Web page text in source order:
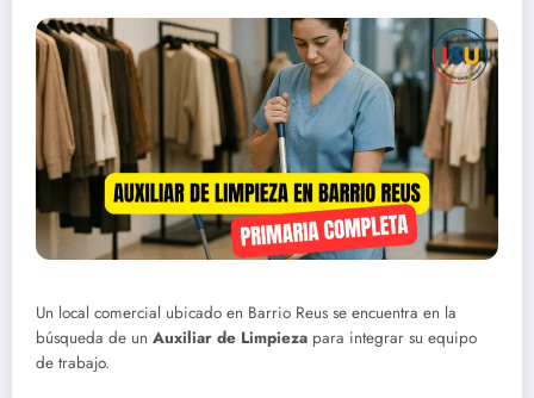
Un local comercial ubicado en Barrio Reus se encuentra en la
búsqueda de un Auxiliar de Limpieza para integrar su equipo
de trabajo.